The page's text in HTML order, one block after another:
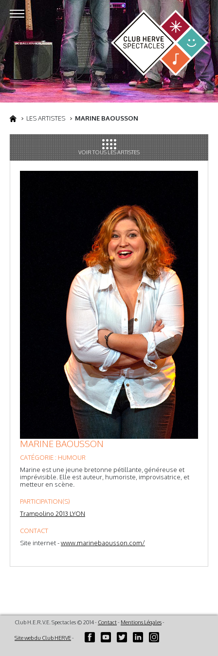
LES ARTISTES MARINE BAOUSSON
VOIR TOUS LES ARTISTES
MARINE BAOUSSON
CATÉGORIE : HUMOUR
Marine est une jeune bretonne pétillante, généreuse et
imprévisible. Elle est auteur, humoriste, improvisatrice, et
metteur en scène.
PARTICIPATION(S)
Trampolino 2013 LYON
CONTACT
Site internet -www.marinebaousson.com/
Club H.E.R.V.E. Spectacles © 2014 - Contact- Mentions Légales-
Site web du Club HERVE-